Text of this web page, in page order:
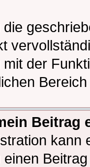
der
Beitrag
kann